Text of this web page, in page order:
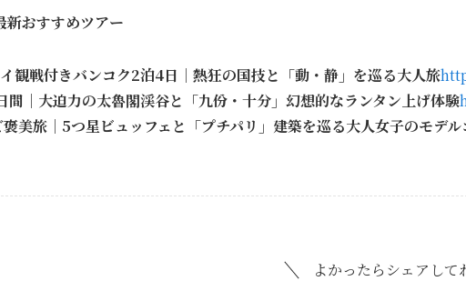
新おすすめツアー
観戦付きバンコク2泊4日｜熱狂の国技と「動・静」を巡る大人旅
間｜大迫力の太魯閣渓谷と「九份・十分」幻想的なランタン上げ体験
美旅｜5つ星ビュッフェと「プチパリ」建築を巡る大人女子のモデル
よかったらシェアして